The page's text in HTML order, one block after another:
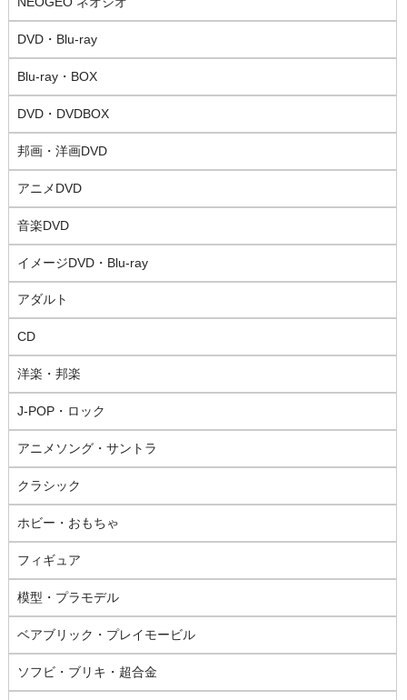
DVD・Blu-ray
Blu-ray・BOX
DVD・DVDBOX
邦画・洋画DVD
アニメDVD
音楽DVD
イメージDVD・Blu-ray
アダルト
CD
洋楽・邦楽
J-POP・ロック
アニメソング・サントラ
クラシック
ホビー・おもちゃ
フィギュア
模型・プラモデル
ベアブリック・プレイモービル
ソフビ・ブリキ・超合金